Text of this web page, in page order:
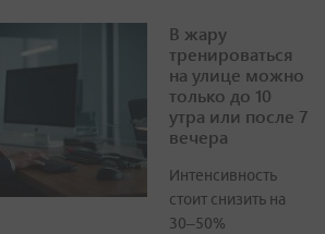
В жару
тренироваться
на улице можно
только до 10
утра или после 7
вечера
Интенсивность
стоит снизить на
30–50%